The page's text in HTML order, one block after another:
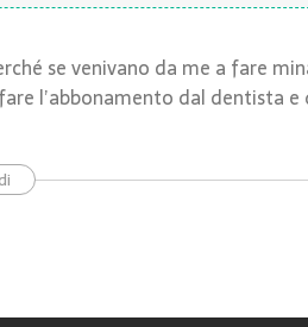
se venivano da me a fare
l’abbonamento dal dentista e